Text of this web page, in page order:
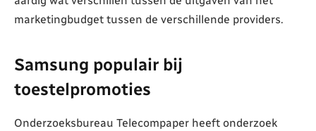
marketingbudget tussen de verschillende providers.
Samsung populair bij
toestelpromoties
Onderzoeksbureau Telecompaper heeft onderzoek